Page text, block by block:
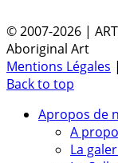
© 2007-2026 |
Aboriginal Art
Mentions Légales |
Back to top
Apropos de
A
La